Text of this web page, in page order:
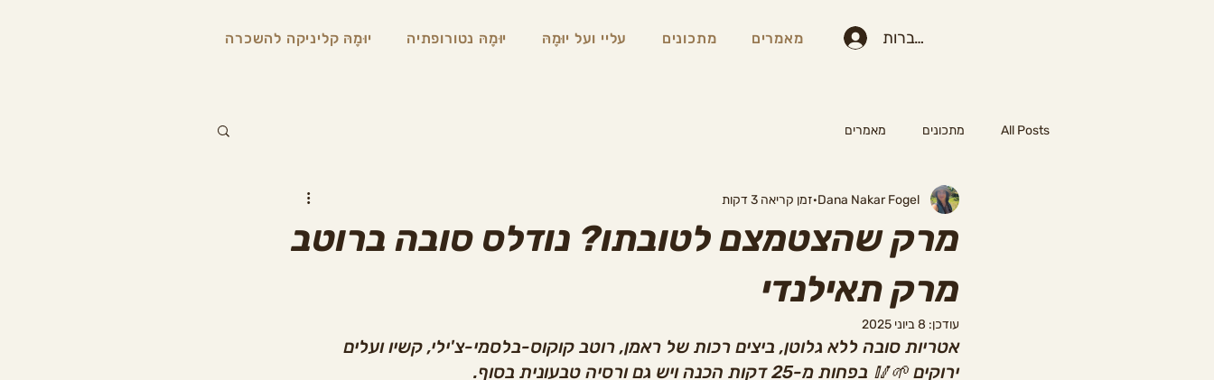
להתחברות יוּמָהּ קליניקה להשכרה יוּמָהּ נטורופתיה עליי ועל יוּמָהּ מתכונים מאמרים
All Posts מתכונים מאמרים
מרק שהצטמצם לטובתו? נודלס סובה ברוטב
מרק תאילנדי
Dana Nakar Fogel זמן קריאה 3 דקות
עודכן: 8 ביוני 2025
אטריות סובה ללא גלוטן, ביצים רכות של ראמן, רוטב קוקוס-בלסמי-צ'ילי, קשיו ועלים
ירוקים 🌱🥢 בפחות מ-25 דקות הכנה ויש גם ורסיה טבעונית בסוף.